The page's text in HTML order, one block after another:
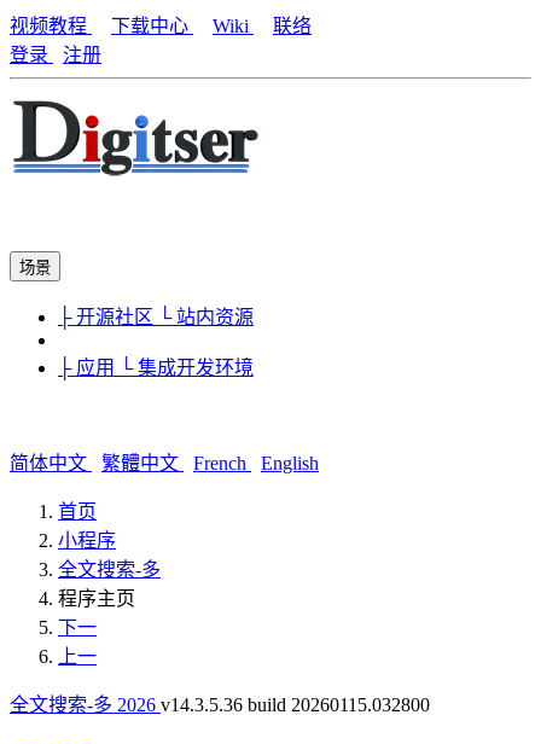
视频教程 下载中心 Wiki
联络
登录
注册
场景
├ 开源社区 └ 站内资源
├ 应用 └ 集成开发环境
简体中文 繁體中文 French English
首页
小程序
全文搜索-多
程序主页
下一
上一
全文搜索-多 2026 v14.3.5.36 build 20260115.032800